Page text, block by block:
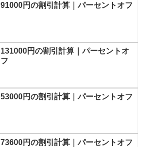
91000円の割引計算｜パーセントオフ
131000円の割引計算｜パーセントオ
フ
53000円の割引計算｜パーセントオフ
73600円の割引計算｜パーセントオフ